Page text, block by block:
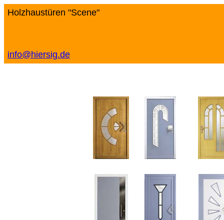
Holzhaustüren "Scene"
info@hiersig.de